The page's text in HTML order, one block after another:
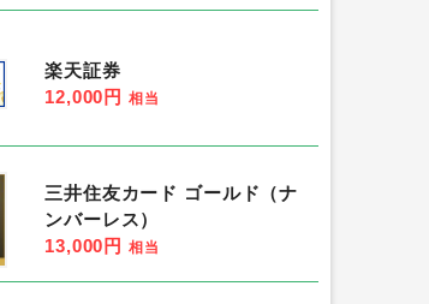
楽天証券
12,000円 相当
三井住友カード ゴールド（ナ
ンバーレス）
13,000円 相当